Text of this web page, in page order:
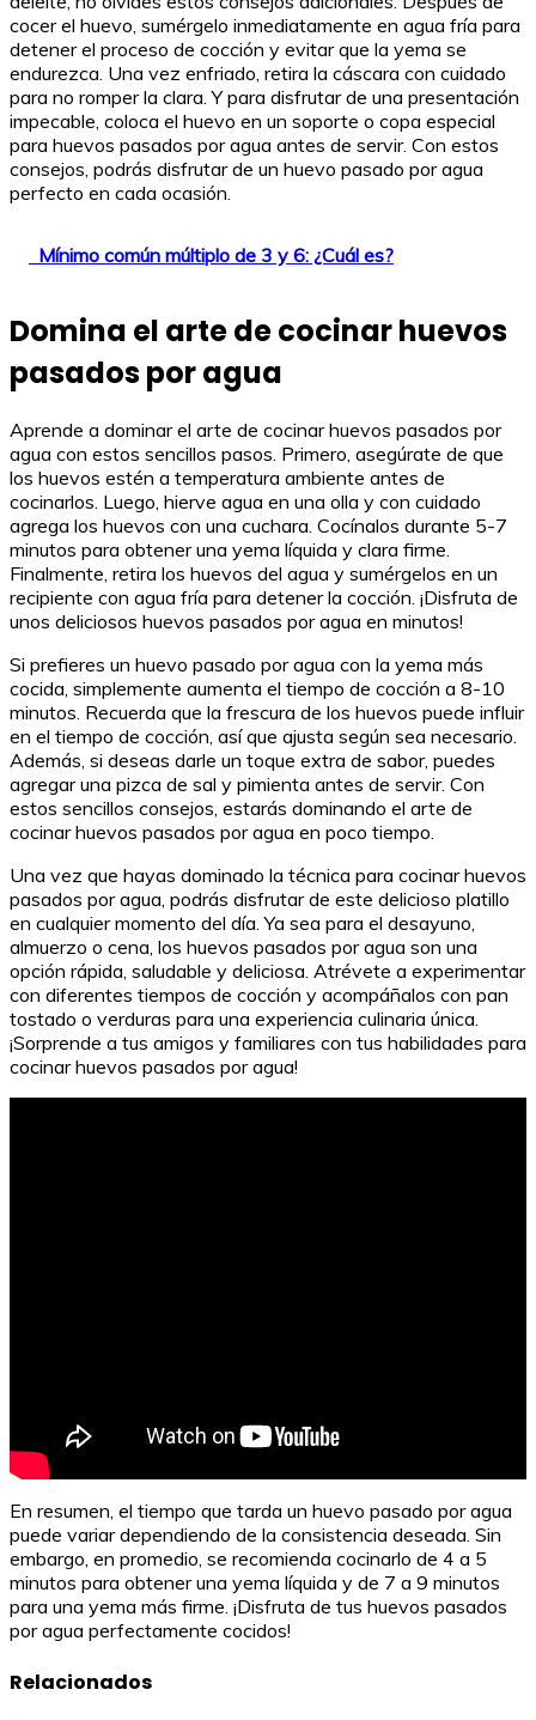
cocer el huevo, sumérgelo inmediatamente en agua fría para
detener el proceso de cocción y evitar que la yema se
endurezca. Una vez enfriado, retira la cáscara con cuidado
para no romper la clara. Y para disfrutar de una presentación
impecable, coloca el huevo en un soporte o copa especial
para huevos pasados por agua antes de servir. Con estos
consejos, podrás disfrutar de un huevo pasado por agua
perfecto en cada ocasión.
Mínimo común múltiplo de 3 y 6: ¿Cuál es?
Domina el arte de cocinar huevos
pasados por agua
Aprende a dominar el arte de cocinar huevos pasados por
agua con estos sencillos pasos. Primero, asegúrate de que
los huevos estén a temperatura ambiente antes de
cocinarlos. Luego, hierve agua en una olla y con cuidado
agrega los huevos con una cuchara. Cocínalos durante 5-7
minutos para obtener una yema líquida y clara firme.
Finalmente, retira los huevos del agua y sumérgelos en un
recipiente con agua fría para detener la cocción. ¡Disfruta de
unos deliciosos huevos pasados por agua en minutos!
Si prefieres un huevo pasado por agua con la yema más
cocida, simplemente aumenta el tiempo de cocción a 8-10
minutos. Recuerda que la frescura de los huevos puede influir
en el tiempo de cocción, así que ajusta según sea necesario.
Además, si deseas darle un toque extra de sabor, puedes
agregar una pizca de sal y pimienta antes de servir. Con
estos sencillos consejos, estarás dominando el arte de
cocinar huevos pasados por agua en poco tiempo.
Una vez que hayas dominado la técnica para cocinar huevos
pasados por agua, podrás disfrutar de este delicioso platillo
en cualquier momento del día. Ya sea para el desayuno,
almuerzo o cena, los huevos pasados por agua son una
opción rápida, saludable y deliciosa. Atrévete a experimentar
con diferentes tiempos de cocción y acompáñalos con pan
tostado o verduras para una experiencia culinaria única.
¡Sorprende a tus amigos y familiares con tus habilidades para
cocinar huevos pasados por agua!
En resumen, el tiempo que tarda un huevo pasado por agua
puede variar dependiendo de la consistencia deseada. Sin
embargo, en promedio, se recomienda cocinarlo de 4 a 5
minutos para obtener una yema líquida y de 7 a 9 minutos
para una yema más firme. ¡Disfruta de tus huevos pasados
por agua perfectamente cocidos!
Relacionados